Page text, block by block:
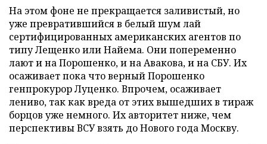
На этом фоне не прекращается заливистый, но
уже превратившийся в белый шум лай
сертифицированных американских агентов по
типу Лещенко или Найема. Они попеременно
лают и на Порошенко, и на Авакова, и на СБУ. Их
осаживает пока что верный Порошенко
генпрокурор Луценко. Впрочем, осаживает
лениво, так как вреда от этих вышедших в тираж
борцов уже немного. Их авторитет ниже, чем
перспективы ВСУ взять до Нового года Москву.